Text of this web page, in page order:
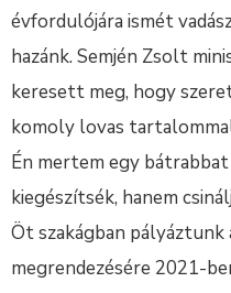
évfordulójára ismét
hazánk. Semjén Zsolt
keresett meg, hogy
komoly lovas
Én mertem egy
kiegészítsék, hanem
Öt szakágban pályáztunk
megrendezésére 2021-